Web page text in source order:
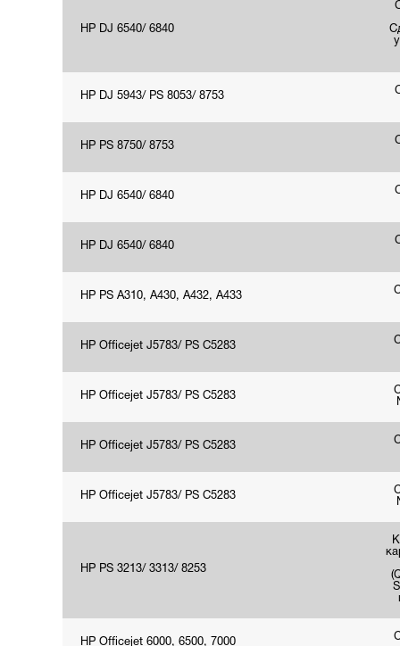
HP DJ 6540/ 6840
HP DJ 5943/ PS 8053/ 8753
HP PS 8750/ 8753
HP DJ 6540/ 6840
HP DJ 6540/ 6840
HP PS A310, A430, A432, A433
HP Officejet J5783/ PS C5283
HP Officejet J5783/ PS C5283
HP Officejet J5783/ PS C5283
HP Officejet J5783/ PS C5283
HP PS 3213/ 3313/ 8253
HP Officejet 6000, 6500, 7000